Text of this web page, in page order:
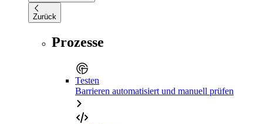
Zurück
Prozesse
Testen
Barrieren automatisiert und manuell prüfen